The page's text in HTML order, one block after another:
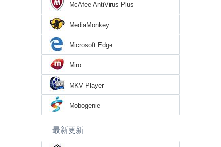
McAfee AntiVirus Plus
MediaMonkey
Microsoft Edge
Miro
MKV Player
Mobogenie
最新更新